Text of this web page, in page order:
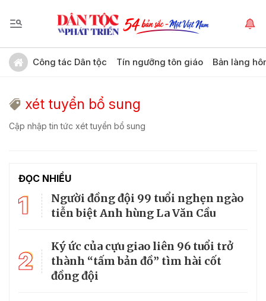
Công tác Dân tộc Tín ngưỡng tôn giáo Bản làng
xét tuyển bổ sung
Cập nhập tin tức xét tuyển bổ sung
ĐỌC NHIỀU
1
Người đồng đội 99 tuổi nghẹn ngào
tiễn biệt Anh hùng La Văn Cầu
2
Ký ức của cựu giao liên 96 tuổi trở
thành “tấm bản đồ” tìm hài cốt
đồng đội